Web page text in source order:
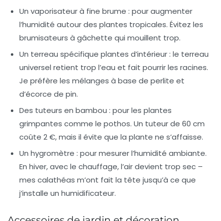
Un vaporisateur à fine brume : pour augmenter
l’humidité autour des plantes tropicales. Évitez les
brumisateurs à gâchette qui mouillent trop.
Un terreau spécifique plantes d’intérieur: le terreau
universel retient trop l’eau et fait pourrir les racines.
Je préfère les mélanges à base de perlite et
d’écorce de pin.
Des tuteurs en bambou : pour les plantes
grimpantes comme le pothos. Un tuteur de 60 cm
coûte 2 €, mais il évite que la plante ne s’affaisse.
Un hygromètre : pour mesurer l’humidité ambiante.
En hiver, avec le chauffage, l’air devient trop sec –
mes calathéas m’ont fait la tête jusqu’à ce que
j’installe un humidificateur.